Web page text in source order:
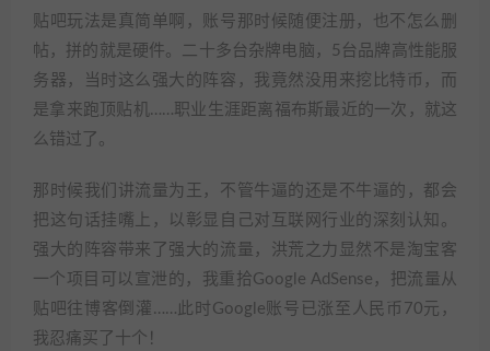
贴吧玩法是真简单啊，账号那时候随便注册，也不怎么删
帖，拼的就是硬件。二十多台杂牌电脑，5台品牌高性能服
务器，当时这么强大的阵容，我竟然没用来挖比特币，而
是拿来跑顶贴机……职业生涯距离福布斯最近的一次，就这
么错过了。
那时候我们讲流量为王，不管牛逼的还是不牛逼的，都会
把这句话挂嘴上，以彰显自己对互联网行业的深刻认知。
强大的阵容带来了强大的流量，洪荒之力显然不是淘宝客
一个项目可以宣泄的，我重拾Google AdSense，把流量从
贴吧往博客倒灌……此时Google账号已涨至人民币70元，
我忍痛买了十个！